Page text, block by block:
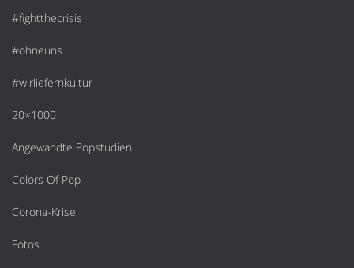
#fightthecrisis
#ohneuns
#wirliefernkultur
20×1000
Angewandte Popstudien
Colors Of Pop
Corona-Krise
Fotos